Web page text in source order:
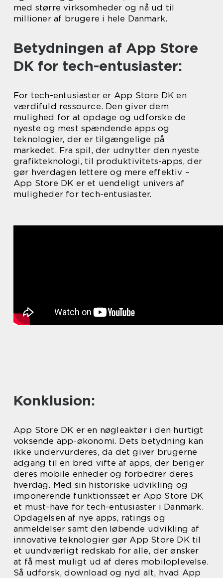
med større virksomheder og nå ud til
millioner af brugere i hele Danmark.
Betydningen af App Store
DK for tech-entusiaster:
For tech-entusiaster er App Store DK en
værdifuld ressource. Den giver dem
mulighed for at opdage og udforske de
nyeste og mest spændende apps og
teknologier, der er tilgængelige på
markedet. Fra spil, der udnytter den nyeste
grafikteknologi, til produktivitets-apps, der
gør hverdagen lettere og mere effektiv –
App Store DK er et uendeligt univers af
muligheder for tech-entusiaster.
Konklusion:
App Store DK er en nøgleaktør i den hurtigt
voksende app-økonomi. Dets betydning kan
ikke undervurderes, da det giver brugerne
adgang til en bred vifte af apps, der beriger
deres mobile enheder og forbedrer deres
hverdag. Med sin historiske udvikling og
imponerende funktionssæt er App Store DK
et must-have for tech-entusiaster i Danmark.
Opdagelsen af nye apps, ratings og
anmeldelser samt den løbende udvikling af
innovative teknologier gør App Store DK til
et uundværligt redskab for alle, der ønsker
at få mest muligt ud af deres mobiloplevelse.
Så udforsk, download og nyd alt, hvad App